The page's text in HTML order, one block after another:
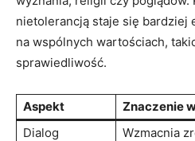
nietolerancją staje się bardziej
na wspólnych wartościach,
sprawiedliwość.
Aspekt
Znaczenie
Dialog
Wzmacnia